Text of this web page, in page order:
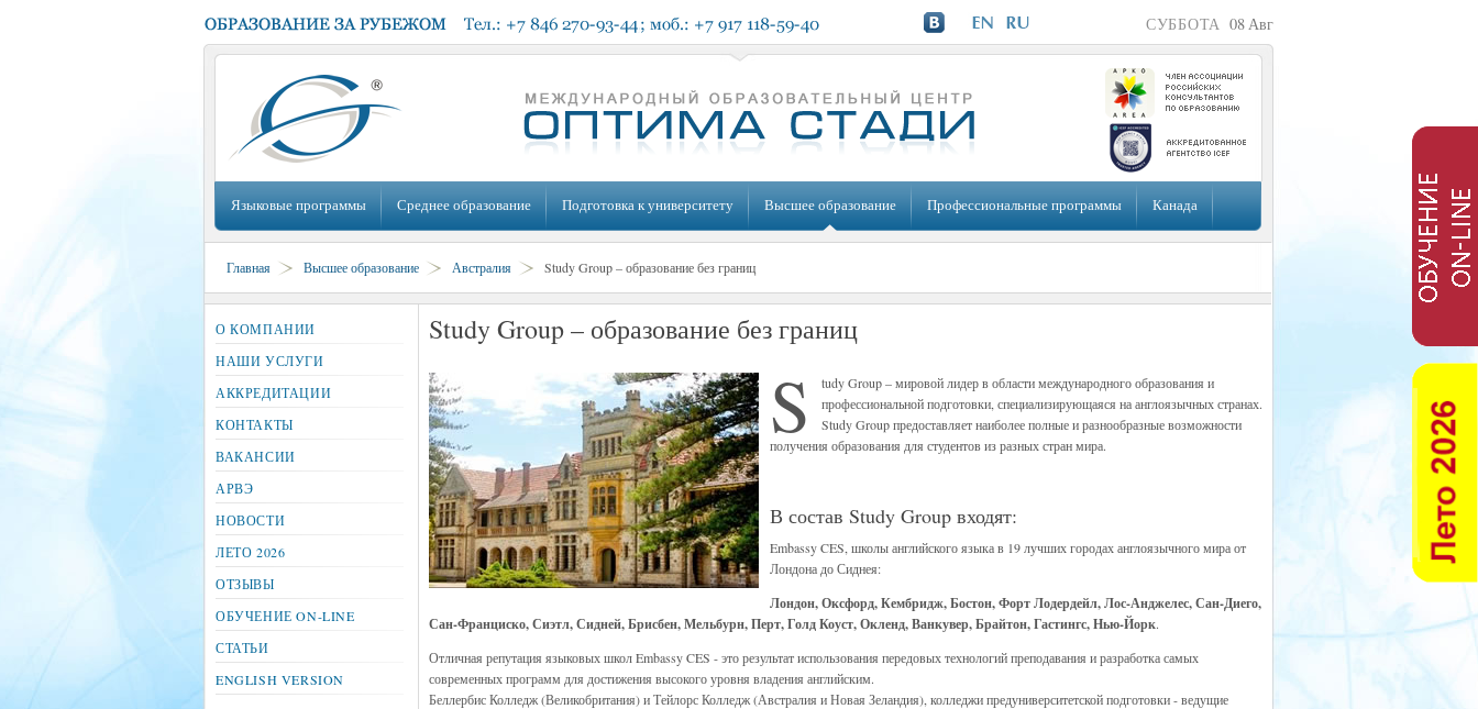
СУББОТА 08Авг
Языковые программы Среднее образование Подготовка к университету Высшее образование Профессиональные программы Канада
Главная Высшее образование Австралия Study Group – образование без границ
Study Group – образование без границ
S
tudy Group – мировой лидер в области международного образования и
профессиональной подготовки, специализирующаяся на англоязычных странах.
Study Group предоставляет наиболее полные и разнообразные возможности
получения образования для студентов из разных стран мира.
В состав Study Group входят:
Embassy CES, школы английского языка в 19 лучших городах англоязычного мира от
Лондона до Сиднея:
Лондон, Оксфорд, Кембридж, Бостон, Форт Лодердейл, Лос-Анджелес, Сан-Диего,
Сан-Франциско, Сиэтл, Сидней, Брисбен, Мельбурн, Перт, Голд Коуст, Окленд, Ванкувер, Брайтон, Гастингс, Нью-Йорк.
Отличная репутация языковых школ Embassy CES - это результат использования передовых технологий преподавания и разработка самых
современных программ для достижения высокого уровня владения английским.
Беллербис Колледж (Великобритания) и Тейлорс Колледж (Австралия и Новая Зеландия), колледжи предуниверситетской подготовки - ведущие
О КОМПАНИИ
НАШИ УСЛУГИ
АККРЕДИТАЦИИ
КОНТАКТЫ
ВАКАНСИИ
АРВЭ
НОВОСТИ
ЛЕТО 2026
ОТЗЫВЫ
ОБУЧЕНИЕ ON-LINE
СТАТЬИ
ENGLISH VERSION